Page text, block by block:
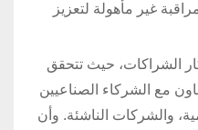
غير مأهولة لتعزيز
الشراكات، حيث تتحقق
مع الشركاء الصناعيين
والشركات الناشئة. وأن